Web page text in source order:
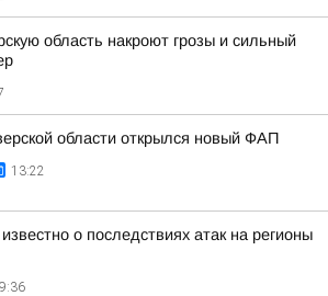
область накроют грозы и сильный
области открылся новый ФАП
13:22
о последствиях атак на регионы